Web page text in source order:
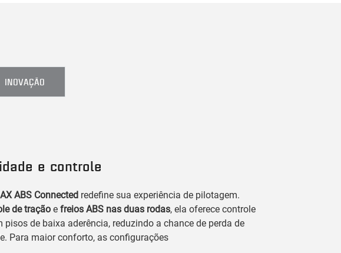
INOVAÇÃO
e controle
ABS Connected redefine sua experiência de pilotagem.
de tração e freios ABS nas duas rodas, ela oferece controle
pisos de baixa aderência, reduzindo a chance de perda de
Para maior conforto, as configurações